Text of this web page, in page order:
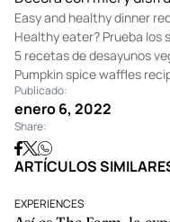
Vierte la mezcla en la
que estén cocidos los
Ponlos en un plato.
Decora con miel y
Easy and healthy dinner
Healthy eater? Prueba los
5 recetas de desayunos
Pumpkin spice waffles
Publicado:
enero 6, 2022
Share: